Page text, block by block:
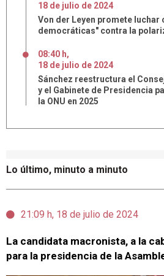
Lo último, minuto a minuto
21:09 h, 18 de julio de 2024
La candidata macronista, a la
para la presidencia de la
18 de julio de 2024
Von der Leyen promete
democráticas" contra la
08:40 h,
18 de julio de 2024
Sánchez reestructura el
y el Gabinete de Presidencia
la ONU en 2025